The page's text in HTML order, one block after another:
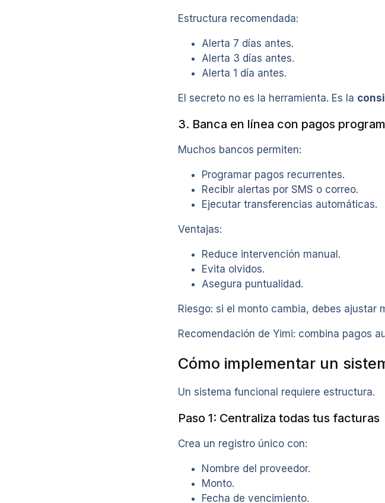
Estructura recomendada:
Alerta 7 días antes.
Alerta 3 días antes.
Alerta 1 día antes.
El secreto no es la herramienta. Es la
3. Banca en línea con pagos
Muchos bancos permiten:
Programar pagos recurrentes.
Recibir alertas por SMS o correo.
Ejecutar transferencias automáticas.
Ventajas:
Reduce intervención manual.
Evita olvidos.
Asegura puntualidad.
Riesgo: si el monto cambia, debes ajustar
Recomendación de Yimi: combina pagos
Cómo implementar un
Un sistema funcional requiere estructura.
Paso 1: Centraliza todas tus facturas
Crea un registro único con:
Nombre del proveedor.
Monto.
Fecha de vencimiento.